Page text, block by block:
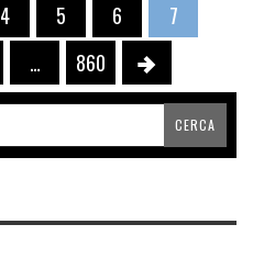
4 5 6
7
… 860